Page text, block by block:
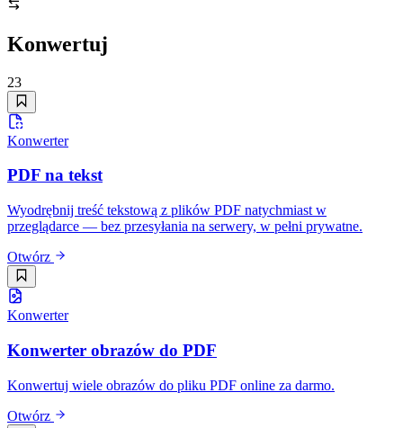
Konwertuj
23
Konwerter
PDF na tekst
Wyodrębnij treść tekstową z plików PDF natychmiast w
przeglądarce — bez przesyłania na serwery, w pełni prywatne.
Otwórz
Konwerter
Konwerter obrazów do PDF
Konwertuj wiele obrazów do pliku PDF online za darmo.
Otwórz